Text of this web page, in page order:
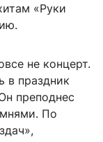
«Руки
не концерт.
в праздник
преподнес
По